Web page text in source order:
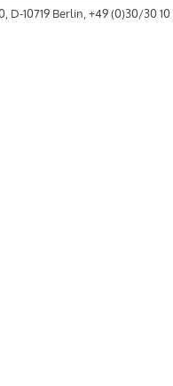
D-10719 Berlin, +49 (0)30/30